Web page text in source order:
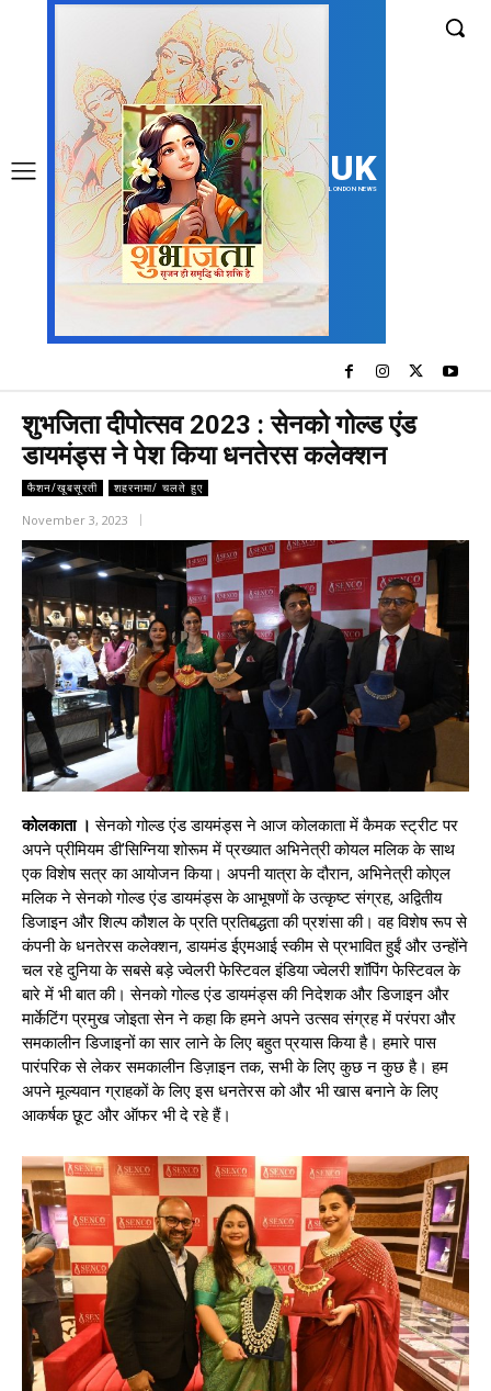
UK
LONDON NEWS
शुभजिता दीपोत्सव 2023 : सेनको गोल्ड एंड
डायमंड्स ने पेश किया धनतेरस कलेक्शन
फैशन/खूबसूरती शहरनामा/ चलते हुए
November 3, 2023
कोलकाता । सेनको गोल्ड एंड डायमंड्स ने आज कोलकाता में कैमक स्ट्रीट पर
अपने प्रीमियम डी’सिग्निया शोरूम में प्रख्यात अभिनेत्री कोयल मलिक के साथ
एक विशेष सत्र का आयोजन किया। अपनी यात्रा के दौरान, अभिनेत्री कोएल
मलिक ने सेनको गोल्ड एंड डायमंड्स के आभूषणों के उत्कृष्ट संग्रह, अद्वितीय
डिजाइन और शिल्प कौशल के प्रति प्रतिबद्धता की प्रशंसा की। वह विशेष रूप से
कंपनी के धनतेरस कलेक्शन, डायमंड ईएमआई स्कीम से प्रभावित हुईं और उन्होंने
चल रहे दुनिया के सबसे बड़े ज्वेलरी फेस्टिवल इंडिया ज्वेलरी शॉपिंग फेस्टिवल के
बारे में भी बात की। सेनको गोल्ड एंड डायमंड्स की निदेशक और डिजाइन और
मार्केटिंग प्रमुख जोइता सेन ने कहा कि हमने अपने उत्सव संग्रह में परंपरा और
समकालीन डिजाइनों का सार लाने के लिए बहुत प्रयास किया है। हमारे पास
पारंपरिक से लेकर समकालीन डिज़ाइन तक, सभी के लिए कुछ न कुछ है। हम
अपने मूल्यवान ग्राहकों के लिए इस धनतेरस को और भी खास बनाने के लिए
आकर्षक छूट और ऑफर भी दे रहे हैं।